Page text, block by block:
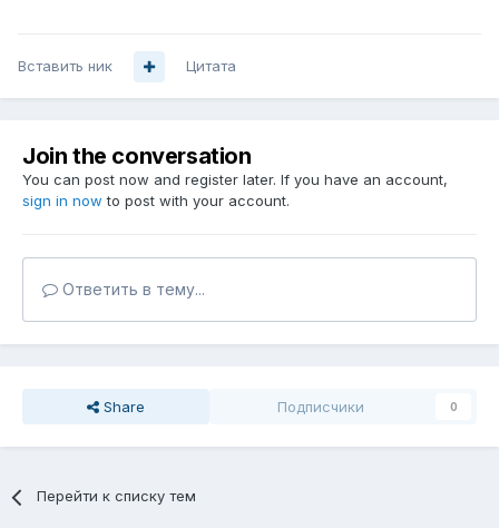
Вставить ник Цитата
Join the conversation
You can post now and register later. If you have an account,
sign in now to post with your account.
Ответить в тему...
Share Подписчики 0
Перейти к списку тем